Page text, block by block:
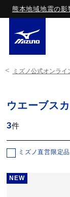
熊本地域地震の
スニー
ライフ
ランニ
サッ
ミズノ公式オンライ
ウエーブス
3件
ミズノ直営限定品
NEW